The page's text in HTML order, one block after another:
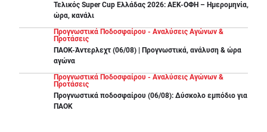
Επιβραβεύσεις / Προσφορές και άλλες εμπορικές
επικοινωνίες.
Όροι και Προϋποθέσεις
Η εταιρεία με την επωνυμία «Οργανισμός Προγνωστικών Αγώνων
Ποδοσφαίρου ΑΕ» και τον διακριτικό τίτλο «ΟΠΑΠ Α.Ε» που εδρεύει επί
της Λ. Αθηνών, αρ. 112, Αθήνα, ΤΚ 10442, όπως εκπροσωπείται νόμιμα (στο
εξής “ΟΠΑΠ”) διοργανώνει Διαγωνισμό στον ιστότοπο του
Pamestoixima.gr. Τα δώρα που απορρέουν από το Διαγωνισμό, στοχεύουν
Τελικός Super Cup Ελλάδας 2026: ΑΕΚ-ΟΦΗ – Ημερομηνία,
ώρα, κανάλι
Προγνωστικά Ποδοσφαίρου - Αναλύσεις Αγώνων &
Προτάσεις
ΠΑΟΚ-Άντερλεχτ (06/08) | Προγνωστικά, ανάλυση & ώρα
αγώνα
Προγνωστικά Ποδοσφαίρου - Αναλύσεις Αγώνων &
Προτάσεις
Προγνωστικά ποδοσφαίρου (06/08): Δύσκολο εμπόδιο για
ΠΑΟΚ